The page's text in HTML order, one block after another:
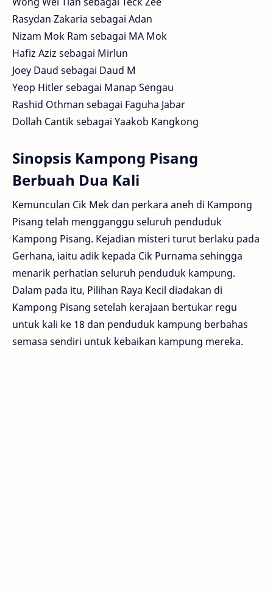
Rasydan Zakaria sebagai Adan
Nizam Mok Ram sebagai MA Mok
Hafiz Aziz sebagai Mirlun
Joey Daud sebagai Daud M
Yeop Hitler sebagai Manap Sengau
Rashid Othman sebagai Faguha Jabar
Dollah Cantik sebagai Yaakob Kangkong
Sinopsis Kampong Pisang
Berbuah Dua Kali
Kemunculan Cik Mek dan perkara aneh di Kampong
Pisang telah mengganggu seluruh penduduk
Kampong Pisang. Kejadian misteri turut berlaku pada
Gerhana, iaitu adik kepada Cik Purnama sehingga
menarik perhatian seluruh penduduk kampung.
Dalam pada itu, Pilihan Raya Kecil diadakan di
Kampong Pisang setelah kerajaan bertukar regu
untuk kali ke 18 dan penduduk kampung berbahas
semasa sendiri untuk kebaikan kampung mereka.